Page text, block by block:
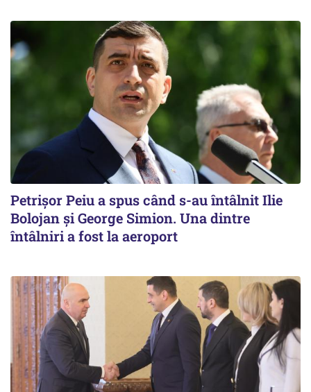
Petrişor Peiu a spus când s-au întâlnit Ilie
Bolojan şi George Simion. Una dintre
întâlniri a fost la aeroport